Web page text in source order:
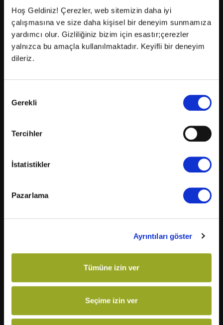
Hoş Geldiniz! Çerezler, web sitemizin daha iyi
çalışmasına ve size daha kişisel bir deneyim sunmamıza
yardımcı olur. Gizliliğiniz bizim için esastır;çerezler
yalnızca bu amaçla kullanılmaktadır. Keyifli bir deneyim
dileriz.
Seçimi
Gerekli
Tercihler
İstatistikler
Pazarlama
Ayrıntıları göster
Tümüne izin ver
Seçime izin ver
88
2D - ALTYAZILI
2D - ALTYAZILI
14:45
21:20
1 sa 30 dk/Animasyon
15:15 17:25